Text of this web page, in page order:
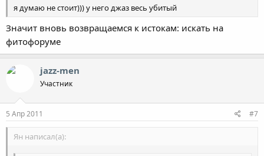
я думаю не стоит))) у него джаз весь убитый
Значит вновь возвращаемся к истокам: искать на
фитофоруме
jazz-men
Участник
5 Апр 2011 #7
Ян написал(а):